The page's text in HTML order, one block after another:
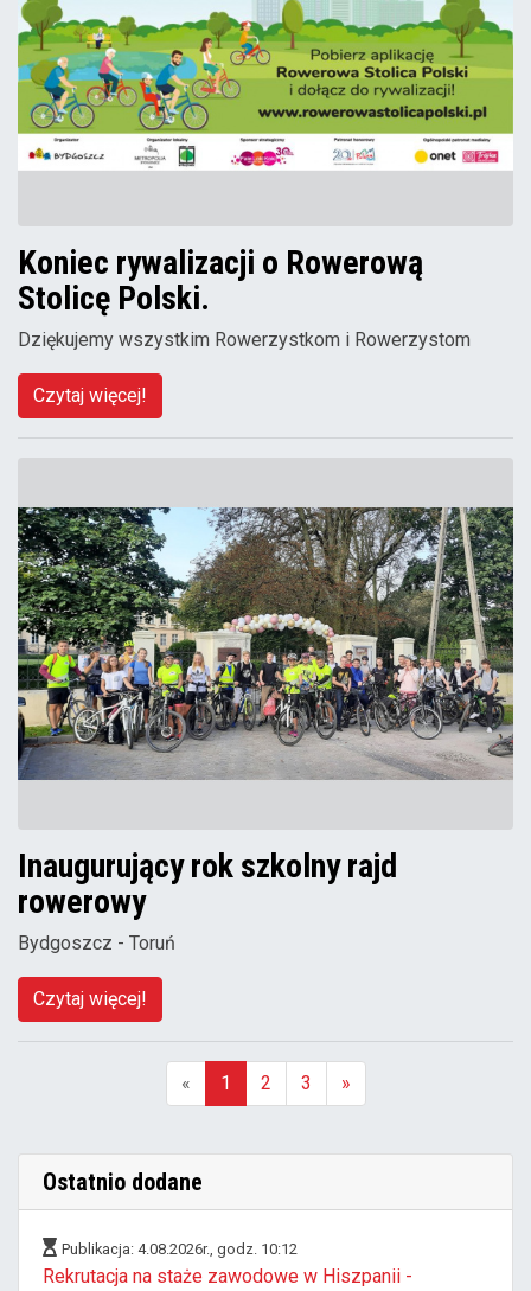
Koniec rywalizacji o Rowerową
Stolicę Polski.
Dziękujemy wszystkim Rowerzystkom i Rowerzystom
Czytaj więcej!
Inaugurujący rok szkolny rajd
rowerowy
Bydgoszcz - Toruń
Czytaj więcej!
«
1
2 3 »
Ostatnio dodane
Publikacja: 4.08.2026r., godz. 10:12
Rekrutacja na staże zawodowe w Hiszpanii -